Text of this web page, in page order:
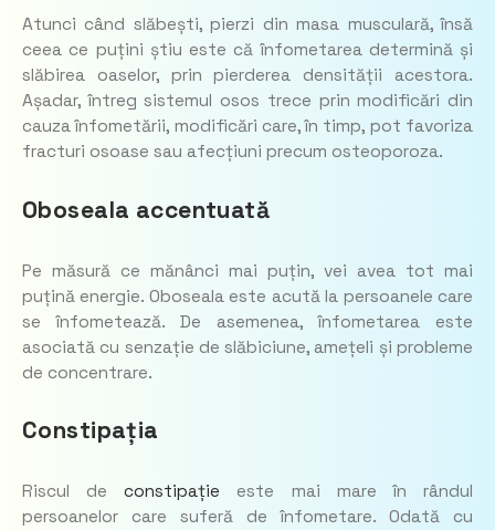
Atunci când slăbești, pierzi din masa musculară, însă
ceea ce puțini știu este că înfometarea determină și
slăbirea oaselor, prin pierderea densității acestora.
Așadar, întreg sistemul osos trece prin modificări din
cauza înfometării, modificări care, în timp, pot favoriza
fracturi osoase sau afecțiuni precum osteoporoza.
Oboseala accentuată
Pe măsură ce mănânci mai puțin, vei avea tot mai
puțină energie. Oboseala este acută la persoanele care
se înfometează. De asemenea, înfometarea este
asociată cu senzație de slăbiciune, amețeli și probleme
de concentrare.
Constipația
Riscul deconstipație este mai mare în rândul
persoanelor care suferă de înfometare. Odată cu